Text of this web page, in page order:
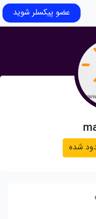
عضو پیکسلر شوید
شده